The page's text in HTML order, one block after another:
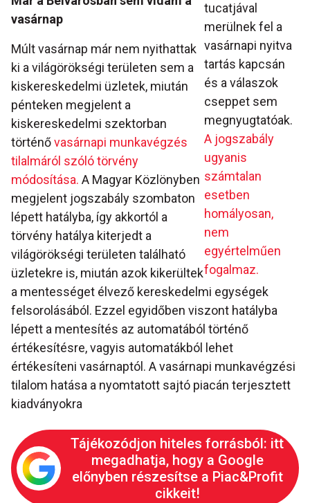
tucatjával
merülnek fel a
vasárnapi nyitva
tartás kapcsán
és a válaszok
cseppet sem
megnyugtatóak.
A jogszabály
ugyanis
számtalan
esetben
homályosan,
nem
egyértelműen
fogalmaz.
vasárnap
Múlt vasárnap már nem nyithattak
ki a világörökségi területen sem a
kiskereskedelmi üzletek, miután
pénteken megjelent a
kiskereskedelmi szektorban
történővasárnapi munkavégzés
tilalmáról szóló törvény
módosítása. A Magyar Közlönyben
megjelent jogszabály szombaton
lépett hatályba, így akkortól a
törvény hatálya kiterjedt a
világörökségi területen található
üzletekre is, miután azok kikerültek
a mentességet élvező kereskedelmi egységek
felsorolásából. Ezzel egyidőben viszont hatályba
lépett a mentesítés az automatából történő
értékesítésre, vagyis automatákból lehet
értékesíteni vasárnaptól. A vasárnapi munkavégzési
tilalom hatása a nyomtatott sajtó piacán terjesztett
kiadványokra
Tájékozódjon hiteles forrásból: itt
megadhatja, hogy a Google
előnyben részesítse a Piac&Profit
cikkeit!